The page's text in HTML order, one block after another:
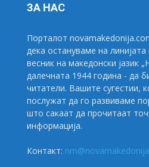
ЗА НАС
Порталот
дека остануваме на
весник на македонски јазик
далечната 1944 година - да
читатели. Вашите сугестии,
послужат да го развиваме
што сакаат да прочитаат
информација.
Контакт: